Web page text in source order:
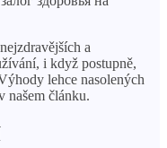
a
i když postupně,
lehce nasolených
našem článku.